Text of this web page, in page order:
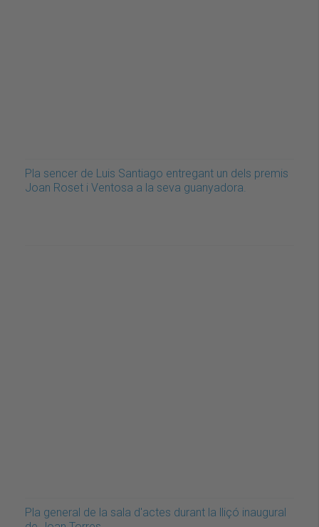
Pla sencer de Luis Santiago entregant un dels premis
Joan Roset i Ventosa a la seva guanyadora.
Pla general de la sala d'actes durant la lliçó inaugural